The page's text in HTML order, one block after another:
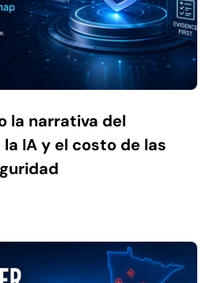
la narrativa del
IA y el costo de las